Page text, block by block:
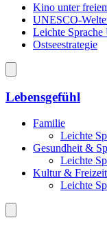
Kino unter
UNESCO-
Leichte Sprache
Ostseestrategie
Lebensgefühl
Familie
Leichte
Gesundheit &
Leichte
Kultur & Freizeit
Leichte